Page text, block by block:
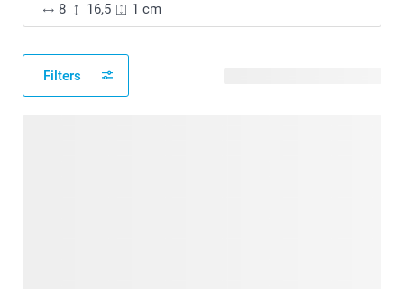
8
16,5 1 cm
Filters